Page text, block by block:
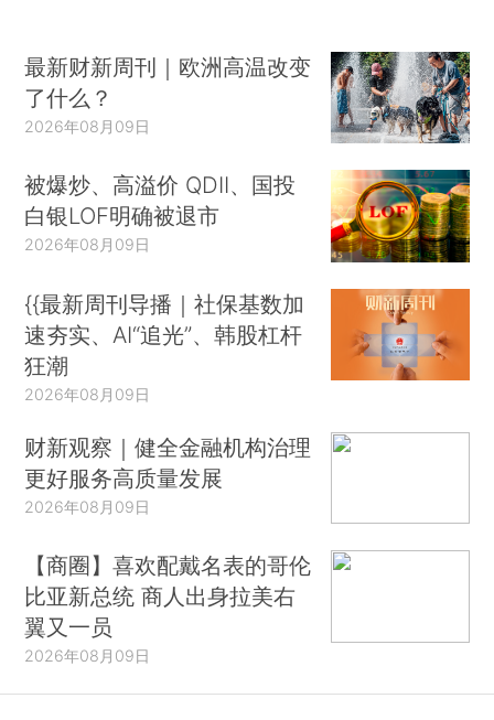
最新财新周刊｜欧洲高温改变
了什么？
2026年08月09日
被爆炒、高溢价 QDII、国投
白银LOF明确被退市
2026年08月09日
{{最新周刊导播｜社保基数加
速夯实、AI“追光”、韩股杠杆
狂潮
2026年08月09日
财新观察｜健全金融机构治理
更好服务高质量发展
2026年08月09日
【商圈】喜欢配戴名表的哥伦
比亚新总统 商人出身拉美右
翼又一员
2026年08月09日